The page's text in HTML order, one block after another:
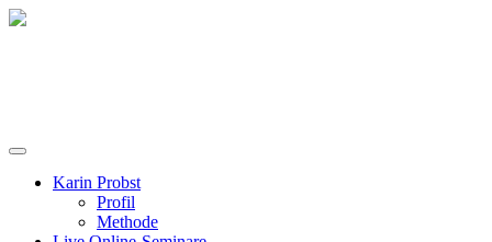
Karin Probst
Profil
Methode